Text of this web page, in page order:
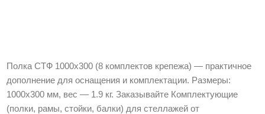
Полка СТФ 1000х300 (8 комплектов крепежа) — практичное
дополнение для оснащения и комплектации. Размеры:
1000х300 мм, вес — 1.9 кг. Заказывайте Комплектующие
(полки, рамы, стойки, балки) для стеллажей от